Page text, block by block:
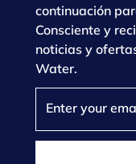
continuación
Consciente y
noticias y
Water.